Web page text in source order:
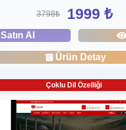
3798₺ 1999 ₺
Satın Al
Ürün Detay
Çoklu Dil Özelliği